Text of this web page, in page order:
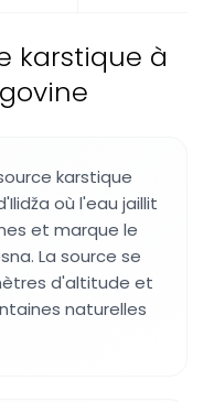
karstique à
karstique
où l'eau jaillit
et marque le
La source se
d'altitude et
naturelles